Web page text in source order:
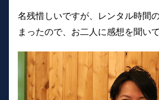
名残惜しいですが、レンタル時間
まったので、お二人に感想を聞い